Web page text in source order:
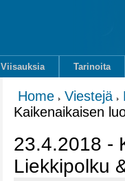
Viisauksia Tarinoita
Home Viestejä
Kaikenaikaisen
23.4.2018 -
Liekkipolku